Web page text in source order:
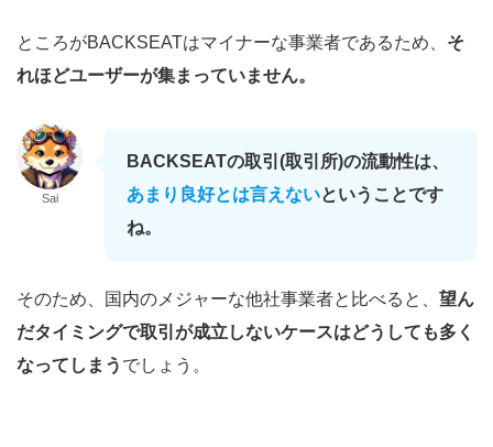
ところがBACKSEATはマイナーな事業者であるため、 そ
れほどユーザーが集まっていません。
Sai
BACKSEATの取引(取引所)の流動性は、
あまり良好とは言えないということです
ね。
そのため、国内のメジャーな他社事業者と比べると、 望ん
だタイミングで取引が成立しないケースはどうしても多く
なってしまう でしょう。